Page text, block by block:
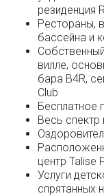
резиденция
Рестораны,
бассейна и
вилле,
бара B4R,
Club
Бесплатное
Весь спектр
центр Talise
Услуги
спрятанных